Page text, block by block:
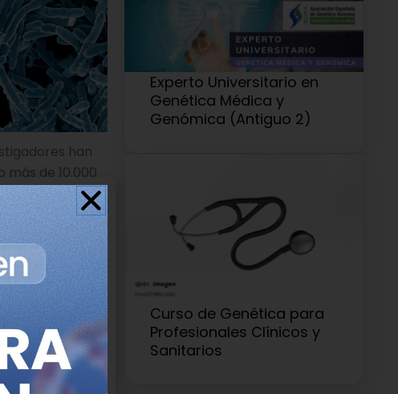
han
más de 10.000
de bacterias de
de 16 países
Imagen:
of Allergy
Experto Universitario en
Genética Médica y
Genómica (Antiguo 2)
Curso de Genética para
Profesionales Clínicos y
Sanitarios